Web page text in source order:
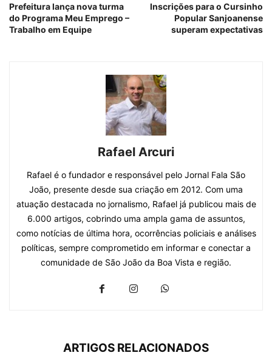
Prefeitura lança nova turma
do Programa Meu Emprego –
Trabalho em Equipe
Inscrições para o Cursinho
Popular Sanjoanense
superam expectativas
Rafael Arcuri
Rafael é o fundador e responsável pelo Jornal Fala São
João, presente desde sua criação em 2012. Com uma
atuação destacada no jornalismo, Rafael já publicou mais de
6.000 artigos, cobrindo uma ampla gama de assuntos,
como notícias de última hora, ocorrências policiais e análises
políticas, sempre comprometido em informar e conectar a
comunidade de São João da Boa Vista e região.
ARTIGOS RELACIONADOS